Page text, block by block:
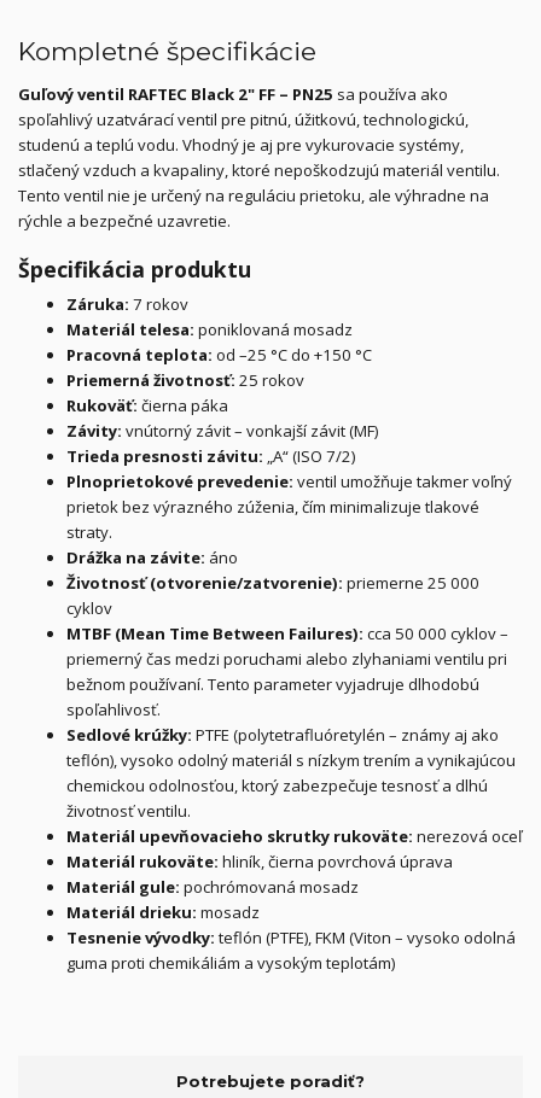
Kompletné špecifikácie
Guľový ventil RAFTEC Black 2" FF – PN25 sa používa ako
spoľahlivý uzatvárací ventil pre pitnú, úžitkovú, technologickú,
studenú a teplú vodu. Vhodný je aj pre vykurovacie systémy,
stlačený vzduch a kvapaliny, ktoré nepoškodzujú materiál ventilu.
Tento ventil nie je určený na reguláciu prietoku, ale výhradne na
rýchle a bezpečné uzavretie.
Špecifikácia produktu
Záruka: 7 rokov
Materiál telesa: poniklovaná mosadz
Pracovná teplota: od –25 °C do +150 °C
Priemerná životnosť: 25 rokov
Rukoväť: čierna páka
Závity: vnútorný závit – vonkajší závit (MF)
Trieda presnosti závitu: „A“ (ISO 7/2)
Plnoprietokové prevedenie: ventil umožňuje takmer voľný
prietok bez výrazného zúženia, čím minimalizuje tlakové
straty.
Drážka na závite: áno
Životnosť (otvorenie/zatvorenie): priemerne 25 000
cyklov
MTBF (Mean Time Between Failures): cca 50 000 cyklov –
priemerný čas medzi poruchami alebo zlyhaniami ventilu pri
bežnom používaní. Tento parameter vyjadruje dlhodobú
spoľahlivosť.
Sedlové krúžky: PTFE (polytetrafluóretylén – známy aj ako
teflón), vysoko odolný materiál s nízkym trením a vynikajúcou
chemickou odolnosťou, ktorý zabezpečuje tesnosť a dlhú
životnosť ventilu.
Materiál upevňovacieho skrutky rukoväte: nerezová oceľ
Materiál rukoväte: hliník, čierna povrchová úprava
Materiál gule: pochrómovaná mosadz
Materiál drieku: mosadz
Tesnenie vývodky: teflón (PTFE), FKM (Viton – vysoko odolná
guma proti chemikáliám a vysokým teplotám)
Potrebujete poradiť?